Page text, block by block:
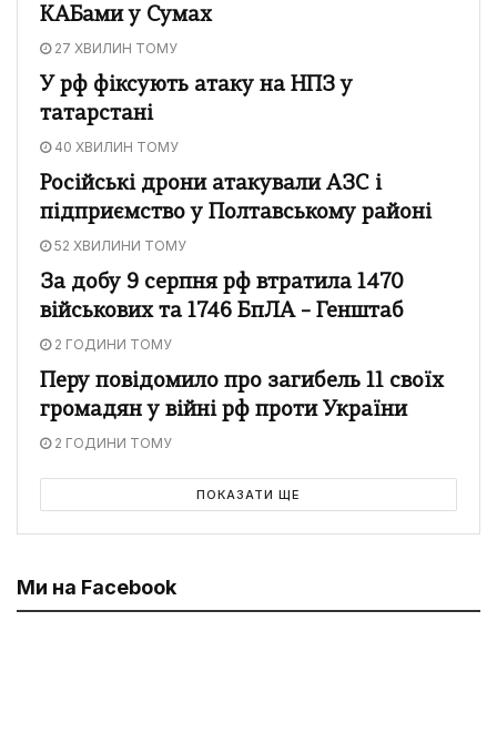
КАБами у Сумах
27 ХВИЛИН ТОМУ
У рф фіксують атаку на НПЗ у
татарстані
40 ХВИЛИН ТОМУ
Російські дрони атакували АЗС і
підприємство у Полтавському районі
52 ХВИЛИНИ ТОМУ
За добу 9 серпня рф втратила 1470
військових та 1746 БпЛА – Генштаб
2 ГОДИНИ ТОМУ
Перу повідомило про загибель 11 своїх
громадян у війні рф проти України
2 ГОДИНИ ТОМУ
ПОКАЗАТИ ЩЕ
Ми на Facebook